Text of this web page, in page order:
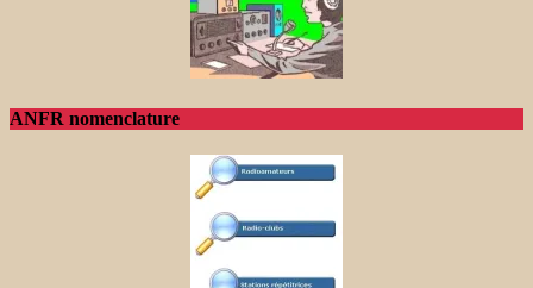
ANFR nomenclature